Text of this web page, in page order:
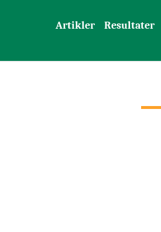
Artikler Resultater